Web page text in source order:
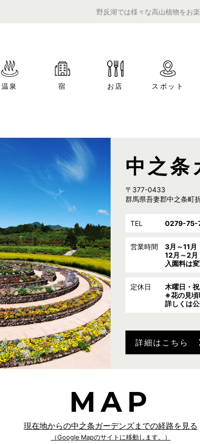
野反湖では様々な高山植物をお楽しみい
温泉 宿 お店 スポット
中之条
〒377-0433
群馬県吾妻郡中之条町
TEL 0279-75-
営業時間
3月～11
12月～2
入園料は
定休日
木曜日・
※花の見頃
詳しくは
詳細はこちら
MAP
現在地からの中之条ガーデンズまでの経路を見る
（Google Mapのサイトに移動します。）